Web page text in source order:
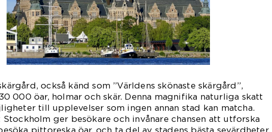
också känd som ”Världens skönaste skärgård”,
000 öar, holmar och skär. Denna magnifika naturliga skatt
till upplevelser som ingen annan stad kan matcha.
ger besökare och invånare chansen att utforska
pittoreska öar, och ta del av stadens bästa sevärdheter.